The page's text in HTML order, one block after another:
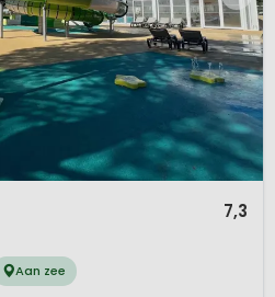
7,3
Aan zee